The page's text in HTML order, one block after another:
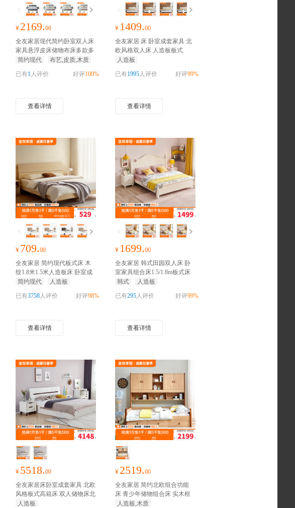
¥ 2169.00
全友家居现代简约卧室双人床
家具悬浮皮床储物布床多款多
色可选皮艺床布艺床1抢千元
简约现代
布艺,皮质,木质
已有1人评价 好评100%
查看详情
¥ 1409.00
全友家居 床 卧室成套家具 北
欧风格双人床 人造板板式
床 白色床
人造板
已有1995人评价 好评99%
查看详情
¥ 709.00
全友家居 简约现代板式床 木
纹1.8米1.5米人造板床 卧室成
套家具床 床头柜 床垫组合
简约现代
人造板
已有3758人评价 好评98%
查看详情
¥ 1699.00
全友家居 韩式田园双人床 卧
室家具组合床1.5/1.8m板式床
架子床
抢千元家装红包
韩式
人造板
已有295人评价 好评99%
查看详情
¥ 5518.00
全友家居床卧室成套家具 北欧
风格板式高箱床 双人储物床北
欧/宜家人造板板式床白色床
人造板
¥ 2519.00
全友家居 简约北欧组合功能
床 青少年储物组合床 实木框
架 多区储物抢千元家装红包
人造板,木质